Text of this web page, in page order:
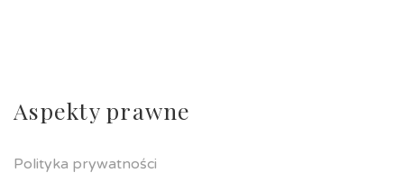
Aspekty prawne
Polityka prywatności